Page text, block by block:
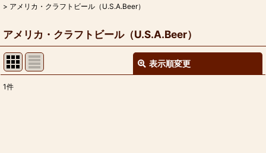
> アメリカ・クラフトビール（U.S.A.Beer）
アメリカ・クラフトビール（U.S.A.Beer）
表示順変更
1件